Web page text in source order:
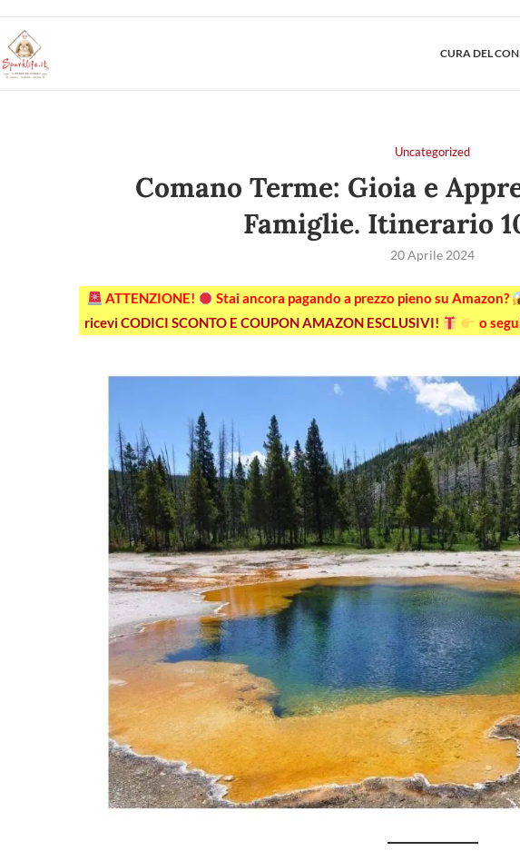
CURA DEL
Uncategorized
Comano Terme: Gioia e
Famiglie. Itinerario
20 Aprile 2024
ATTENZIONE! Stai ancora pagando a prezzo pieno su Amazon?
ricevi CODICI SCONTO E COUPON AMAZON ESCLUSIVI!
o